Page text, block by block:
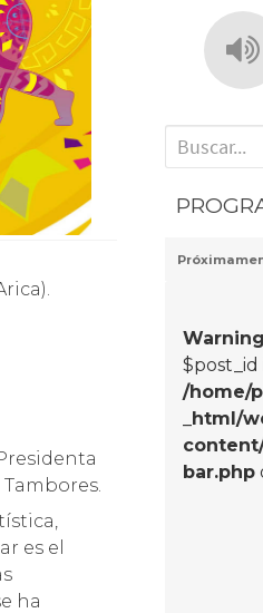
es el
ha
' .
Warning
$post_id
/home/
_html/
bar.php